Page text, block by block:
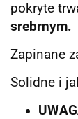
pokryte
srebrnym.
Zapinane
Solidne i